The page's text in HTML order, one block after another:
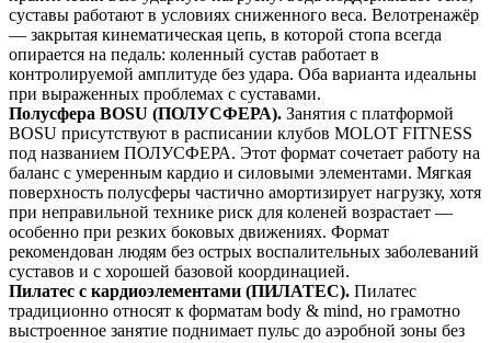
суставы работают в условиях сниженного веса. Велотренажёр
— закрытая кинематическая цепь, в которой стопа всегда
опирается на педаль: коленный сустав работает в
контролируемой амплитуде без удара. Оба варианта идеальны
при выраженных проблемах с суставами.
Полусфера BOSU (ПОЛУСФЕРА). Занятия с платформой
BOSU присутствуют в расписании клубов MOLOT FITNESS
под названием ПОЛУСФЕРА. Этот формат сочетает работу на
баланс с умеренным кардио и силовыми элементами. Мягкая
поверхность полусферы частично амортизирует нагрузку, хотя
при неправильной технике риск для коленей возрастает —
особенно при резких боковых движениях. Формат
рекомендован людям без острых воспалительных заболеваний
суставов и с хорошей базовой координацией.
Пилатес с кардиоэлементами (ПИЛАТЕС). Пилатес
традиционно относят к форматам body & mind, но грамотно
выстроенное занятие поднимает пульс до аэробной зоны без